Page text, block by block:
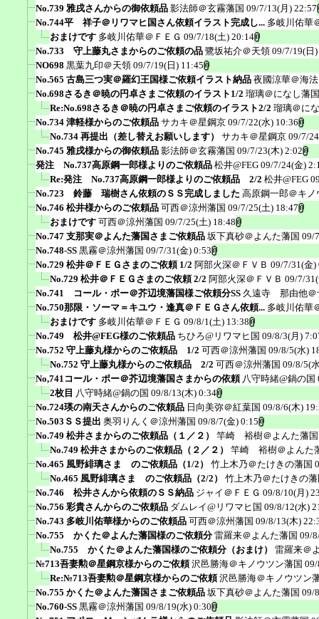
No.739 雅戌さんからの御依頼品 影法師＠玄霧藩国 09/7/13(月) 22:57
No.744平 祥子＠リワマヒ国さん依頼イラスト完成し... 多岐川佑華
おまけです 多岐川佑華＠ＦＥＧ 09/7/18(土) 20:14
No.733 守上藤丸さまからのご依頼の品 鷺坂祐介＠天領 09/7/19(日
NO698 黒葉九印＠天領 09/7/19(日) 11:45
No.565 古島三つ実＠羅幻王国様ご依頼イラスト納品 夜國涼華＠海
No.698さるき＠暁の円卓さまご依頼のイラスト1/2 瑠璃＠になし藩国
Re:No.698さるき＠暁の円卓さまご依頼のイラスト2/2 瑠璃＠に
No.734 津軽様からのご依頼品 サカキ＠星鋼京 09/7/22(水) 10:36
No.734 再提出（差し替えお願いします）
サカキ＠星鋼京 09/7/
No.745 雅戌様からの御依頼品 影法師＠玄霧藩国 09/7/23(木) 2:02
発注 No.737高原鋼一郎様よりのご依頼品 松井@FEG 09/7/24(金)
Re:発注 No.737高原鋼一郎様よりのご依頼品 2/2 松井@FEG
No.723 鈴藤 瑞樹さん依頼のＳＳ完成しました 高原鋼一郎＠キノ
No.746 松井様からのご依頼品 可西＠涼州藩国 09/7/25(土) 18:47
おまけです 可西＠涼州藩国 09/7/25(土) 18:48
No.747 支那実＠よんた藩国さまご依頼品 坂下真砂＠よんた藩国 09/
No.748-SS 黒霧＠涼州藩国 09/7/31(金) 0:53
No.729 松井＠ＦＥＧさまのご依頼 1/2 阿部火深＠ＦＶＢ 09/7/31(金)
No.729 松井＠ＦＥＧさまのご依頼 2/2 阿部火深＠ＦＶＢ 09/7/
No.741 コール・ポー＠芥辺境藩国様ご依頼分SS 久遠寺 那由他＠
No.750那限・ソーマ＝キユウ・逢真＠ＦＥＧさん依頼... 多岐川佑華
おまけです 多岐川佑華＠ＦＥＧ 09/8/1(土) 13:38
No.749 松井@FEG様のご依頼品 ちひろ@リワマヒ国 09/8/3(月)
No.752 守上藤丸様からのご依頼品 1/2 可西＠涼州藩国 09/8/5(水)
No.752 守上藤丸様からのご依頼品 2/2 可西＠涼州藩国 09/8/5(
No,741コール・ポー＠芥辺境藩国さまからの依頼 八守時緒@鍋の国
2枚目 八守時緒@鍋の国 09/8/13(木) 0:34
No.724瑛の南天さんからのご依頼品 日向美弥＠紅葉国 09/8/6(木)
No.503ＳＳ提出 奥羽りんく＠涼州藩国 09/8/7(金) 0:15
No.749 松井さまからのご依頼品（１／２）
竿崎 裕樹＠よんた藩国
No.749 松井さまからのご依頼品（２／２）
竿崎 裕樹＠よんた
No.465 風野緋璃さま のご依頼品（1/2）
竹上木乃＠たけきの藩国
No.465 風野緋璃さま のご依頼品（2/2）
竹上木乃＠たけきの
No.746 松井さんから依頼のＳＳ納品 ジャイ＠ＦＥＧ 09/8/10(月)
No.756 彩貴さんからのご依頼品 ダムレイ@リワマヒ国 09/8/12(水)
No.743 多岐川佑華様からのご依頼品 可西＠涼州藩国 09/8/13(木)
No.755 かくた＠よんた藩国様のご依頼分 雷羅来＠よんた藩国 09/
No.755 かくた＠よんた藩国様のご依頼分（おまけ）
雷羅来＠
№713吾妻勲＠星鋼京様からのご依頼 沢邑勝海＠キノウツン藩国
Re:№713吾妻勲＠星鋼京様からのご依頼 沢邑勝海＠キノウツン
No.755 かくた＠よんた藩国さまご依頼品 坂下真砂＠よんた藩国 09/
No.760-SS 黒霧＠涼州藩国 09/8/19(水) 0:30